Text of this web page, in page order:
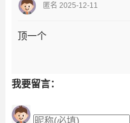
匿名 2025-12-11
顶一个
我要留言：